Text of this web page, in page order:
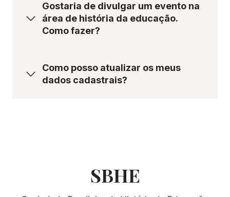
Gostaria de divulgar um evento na
área de história da educação.
Como fazer?
Como posso atualizar os meus
dados cadastrais?
SBHE